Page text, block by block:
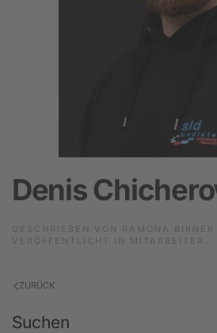
Denis
ZURÜCK
Suchen